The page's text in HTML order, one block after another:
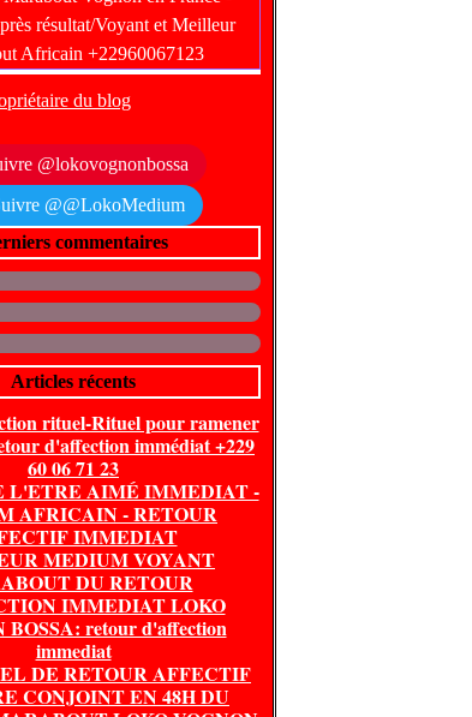
du blog
@lokovognonbossa
@@LokoMedium
commentaires
Articles récents
rituel-Rituel pour ramener
d'affection immédiat +229
60 06 71 23
L'ETRE AIMÉ IMMEDIAT -
AFRICAIN - RETOUR
IMMEDIAT
MEDIUM VOYANT
DU RETOUR
IMMEDIAT LOKO
BOSSA: retour d'affection
immediat
DE RETOUR AFFECTIF
CONJOINT EN 48H DU